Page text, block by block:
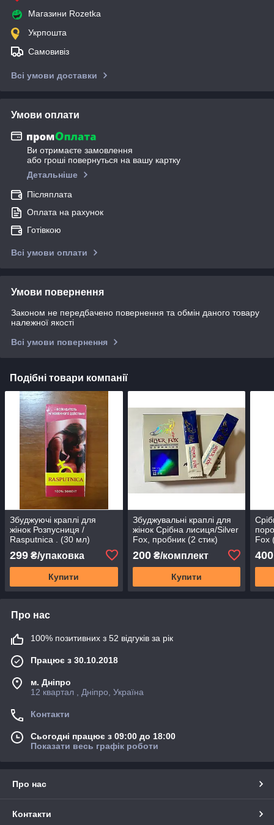
Магазини Rozetka
Укрпошта
Самовивіз
Всі умови доставки
Умови оплати
Ви отримаєте замовлення
або гроші повернуться на вашу картку
Детальніше
Післяплата
Оплата на рахунок
Готівкою
Всі умови оплати
Умови повернення
Законом не передбачено повернення та обмін даного товару
належної якості
Всі умови повернення
Подібні товари компанії
Збуджуючі краплі для
жінок Розпусниця /
Rasputnica . (30 мл)
299 ₴/упаковка
Купити
Збуджувальні краплі для
жінок Срібна лисиця/Silver
Fox, пробник (2 стик)
200₴/комплект
Купити
Fox
400
Про нас
100% позитивних з 52 відгуків за рік
Працює з 30.10.2018
м. Дніпро
12 квартал , Дніпро, Україна
Контакти
Сьогодні працює з 09:00 до 18:00
Показати весь графік роботи
Про нас
Контакти